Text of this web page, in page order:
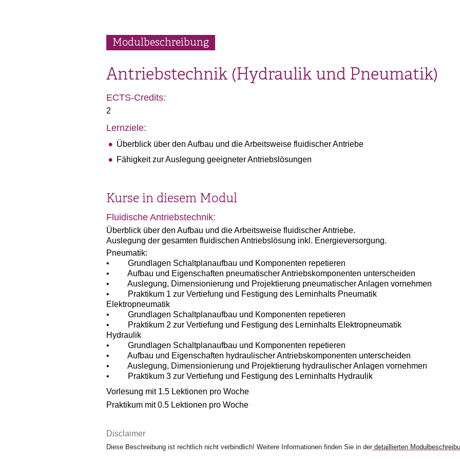
Modulbeschreibung
Antriebstechnik (Hydraulik und Pneumatik)
ECTS-Credits:
2
Lernziele:
Überblick über den Aufbau und die Arbeitsweise fluidischer Antriebe
Fähigkeit zur Auslegung geeigneter Antriebslösungen
Kurse in diesem Modul
Fluidische Antriebstechnik:
Überblick über den Aufbau und die Arbeitsweise fluidischer Antriebe.
Auslegung der gesamten fluidischen Antriebslösung inkl. Energieversorgung.
Pneumatik:
• Grundlagen Schaltplanaufbau und Komponenten repetieren
• Aufbau und Eigenschaften pneumatischer Antriebskomponenten unterscheiden
• Auslegung, Dimensionierung und Projektierung pneumatischer Anlagen vornehmen
• Praktikum 1 zur Vertiefung und Festigung des Lerninhalts Pneumatik
Elektropneumatik
• Grundlagen Schaltplanaufbau und Komponenten repetieren
• Praktikum 2 zur Vertiefung und Festigung des Lerninhalts Elektropneumatik
Hydraulik
• Grundlagen Schaltplanaufbau und Komponenten repetieren
• Aufbau und Eigenschaften hydraulischer Antriebskomponenten unterscheiden
• Auslegung, Dimensionierung und Projektierung hydraulischer Anlagen vornehmen
• Praktikum 3 zur Vertiefung und Festigung des Lerninhalts Hydraulik
Vorlesung mit 1.5 Lektionen pro Woche
Praktikum mit 0.5 Lektionen pro Woche
Disclaimer
Diese Beschreibung ist rechtlich nicht verbindlich! Weitere Informationen finden Sie in der detaillierten